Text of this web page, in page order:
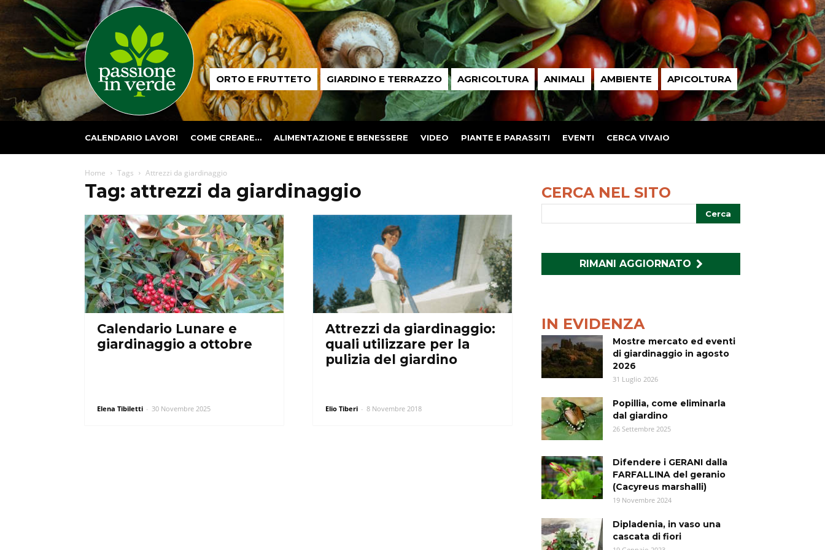
Passione
in ORTO E FRUTTETO GIARDINO E TERRAZZO AGRICOLTURA ANIMALI AMBIENTE APICOLTURA
CALENDARIO LAVORI COME CREARE… ALIMENTAZIONE E BENESSERE VIDEO PIANTE E PARASSITI EVENTI CERCA VIVAIO
Home Tags Attrezzi da giardinaggio
Tag: attrezzi da giardinaggio
Calendario Lunare e
giardinaggio a ottobre
Elena Tibiletti - 30 Novembre 2025
Attrezzi da giardinaggio:
quali utilizzare per la
pulizia del giardino
Elio Tiberi - 8 Novembre 2018
CERCA NEL SITO
RIMANI AGGIORNATO
IN EVIDENZA
Mostre mercato ed eventi
di giardinaggio in agosto
2026
31 Luglio 2026
Popillia, come eliminarla
dal giardino
26 Settembre 2025
Difendere i GERANI dalla
FARFALLINA del geranio
(Cacyreus marshalli)
19 Novembre 2024
Dipladenia, in vaso una
cascata di fiori